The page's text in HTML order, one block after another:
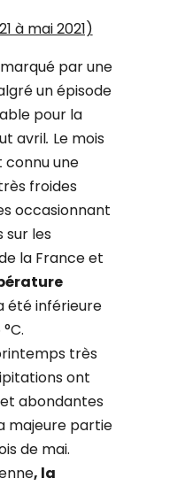
à mai 2021)
par une
un épisode
pour la
avril. Le mois
connu une
froides
occasionnant
sur les
la France et
été inférieure
très
ont
abondantes
majeure partie
de mai.
, la